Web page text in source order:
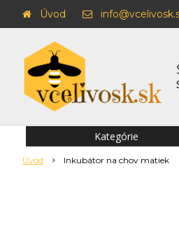
Úvod
Úvod Inkubátor na chov matiek
Kategórie